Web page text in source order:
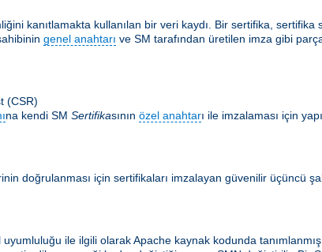
kanıtlamakta kullanılan bir veri kaydı. Bir sertifika,
genel anahtarı ve SM tarafından üretilen imza gibi
(CSR)
na kendi SM Sertifikasının özel anahtarı ile imzalaması için
doğrulanması için sertifikaları imzalayan güvenilir üçüncü
ile ilgili olarak Apache kaynak kodunda